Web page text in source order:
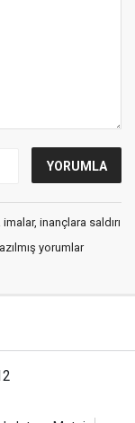
inançlara saldırı
yorumlar